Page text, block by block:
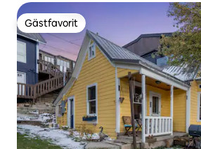
Gästfavorit
Gästfavorit